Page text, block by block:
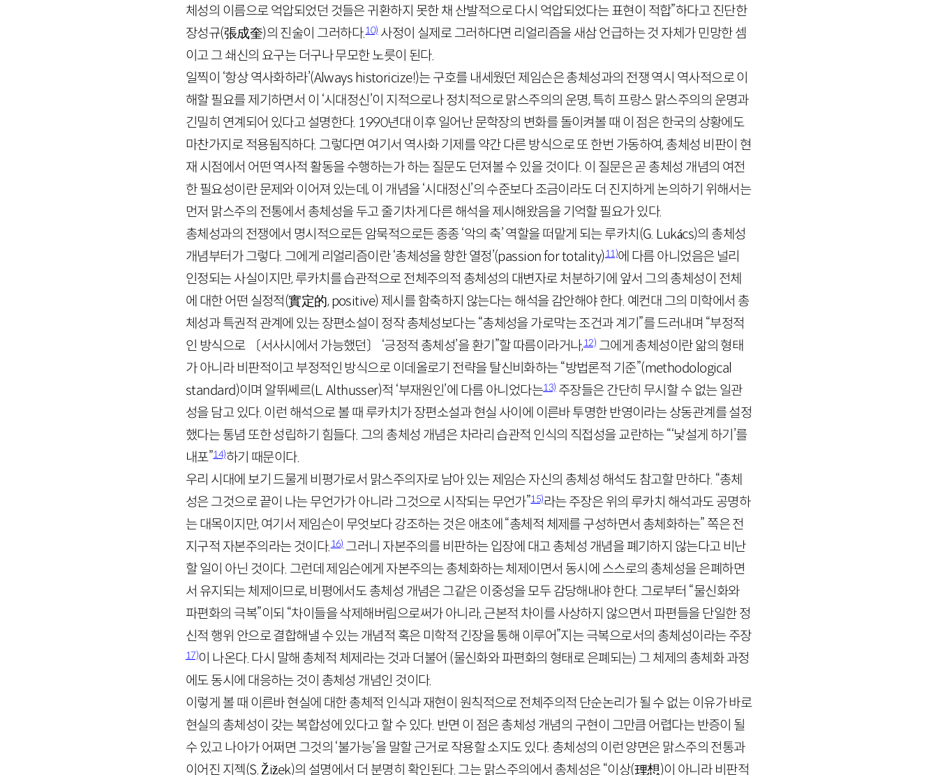
체성의 이름으로 억압되었던 것들은 귀환하지 못한 채 산발적으로 다시 억압되었다는 표현이 적합”하다고 진단한
장성규(張成奎)의 진술이 그러하다.10)사정이 실제로 그러하다면 리얼리즘을 새삼 언급하는 것 자체가 민망한 셈
이고 그 쇄신의 요구는 더구나 무모한 노릇이 된다.
일찍이 ‘항상 역사화하라’(Always historicize!)는 구호를 내세웠던 제임슨은 총체성과의 전쟁 역시 역사적으로 이
해할 필요를 제기하면서 이 ‘시대정신’이 지적으로나 정치적으로 맑스주의의 운명, 특히 프랑스 맑스주의의 운명과
긴밀히 연계되어 있다고 설명한다. 1990년대 이후 일어난 문학장의 변화를 돌이켜볼 때 이 점은 한국의 상황에도
마찬가지로 적용됨직하다. 그렇다면 여기서 역사화 기제를 약간 다른 방식으로 또 한번 가동하여, 총체성 비판이 현
재 시점에서 어떤 역사적 활동을 수행하는가 하는 질문도 던져볼 수 있을 것이다. 이 질문은 곧 총체성 개념의 여전
한 필요성이란 문제와 이어져 있는데, 이 개념을 ‘시대정신’의 수준보다 조금이라도 더 진지하게 논의하기 위해서는
먼저 맑스주의 전통에서 총체성을 두고 줄기차게 다른 해석을 제시해왔음을 기억할 필요가 있다.
총체성과의 전쟁에서 명시적으로든 암묵적으로든 종종 ‘악의 축’ 역할을 떠맡게 되는 루카치(G. Lukács)의 총체성
개념부터가 그렇다. 그에게 리얼리즘이란 ‘총체성을 향한 열정’(passionfortotality)11)에 다름 아니었음은 널리
인정되는 사실이지만, 루카치를 습관적으로 전체주의적 총체성의 대변자로 처분하기에 앞서 그의 총체성이 전체
에 대한 어떤 실정적(實定的, positive) 제시를 함축하지 않는다는 해석을 감안해야 한다. 예컨대 그의 미학에서 총
체성과 특권적 관계에 있는 장편소설이 정작 총체성보다는 “총체성을 가로막는 조건과 계기”를 드러내며 “부정적
인 방식으로 〔서사시에서 가능했던〕 ‘긍정적 총체성’을 환기”할 따름이라거나,12)그에게 총체성이란 앎의 형태
가 아니라 비판적이고 부정적인 방식으로 이데올로기 전략을 탈신비화하는 “방법론적 기준”(methodological
standard)이며 알뛰쎄르(L. Althusser)적 ‘부재원인’에 다름 아니었다는13)주장들은 간단히 무시할 수 없는 일관
성을 담고 있다. 이런 해석으로 볼 때 루카치가 장편소설과 현실 사이에 이른바 투명한 반영이라는 상동관계를 설정
했다는 통념 또한 성립하기 힘들다. 그의 총체성 개념은 차라리 습관적 인식의 직접성을 교란하는 “‘낯설게 하기’를
내포”14)하기 때문이다.
우리 시대에 보기 드물게 비평가로서 맑스주의자로 남아 있는 제임슨 자신의 총체성 해석도 참고할 만하다. “총체
성은 그것으로 끝이 나는 무언가가 아니라 그것으로 시작되는 무언가”15)라는 주장은 위의 루카치 해석과도 공명하
는 대목이지만, 여기서 제임슨이 무엇보다 강조하는 것은 애초에 “총체적 체제를 구성하면서 총체화하는” 쪽은 전
지구적 자본주의라는 것이다.16)그러니 자본주의를 비판하는 입장에 대고 총체성 개념을 폐기하지 않는다고 비난
할 일이 아닌 것이다. 그런데 제임슨에게 자본주의는 총체화하는 체제이면서 동시에 스스로의 총체성을 은폐하면
서 유지되는 체제이므로, 비평에서도 총체성 개념은 그같은 이중성을 모두 감당해내야 한다. 그로부터 “물신화와
파편화의 극복”이되 “차이들을 삭제해버림으로써가 아니라, 근본적 차이를 사상하지 않으면서 파편들을 단일한 정
신적 행위 안으로 결합해낼 수 있는 개념적 혹은 미학적 긴장을 통해 이루어”지는 극복으로서의 총체성이라는 주장
17)이 나온다. 다시 말해 총체적 체제라는 것과 더불어 (물신화와 파편화의 형태로 은폐되는) 그 체제의 총체화 과정
에도 동시에 대응하는 것이 총체성 개념인 것이다.
이렇게 볼 때 이른바 현실에 대한 총체적 인식과 재현이 원칙적으로 전체주의적 단순논리가 될 수 없는 이유가 바로
현실의 총체성이 갖는 복합성에 있다고 할 수 있다. 반면 이 점은 총체성 개념의 구현이 그만큼 어렵다는 반증이 될
수 있고 나아가 어쩌면 그것의 ‘불가능’을 말할 근거로 작용할 소지도 있다. 총체성의 이런 양면은 맑스주의 전통과
이어진 지젝(S. Žižek)의 설명에서 더 분명히 확인된다. 그는 맑스주의에서 총체성은 “이상(理想)이 아니라 비판적